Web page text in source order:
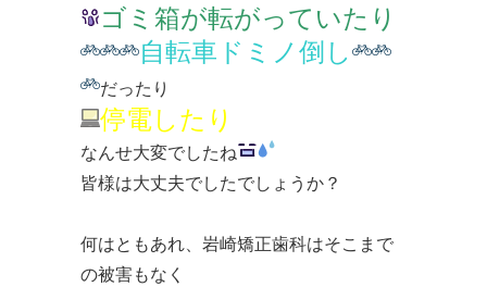
ゴミ箱が転がっていたり
自転車ドミノ倒し
だったり
停電したり
なんせ大変でしたね
皆様は大丈夫でしたでしょうか？
何はともあれ、岩崎矯正歯科はそこまで
の被害もなく